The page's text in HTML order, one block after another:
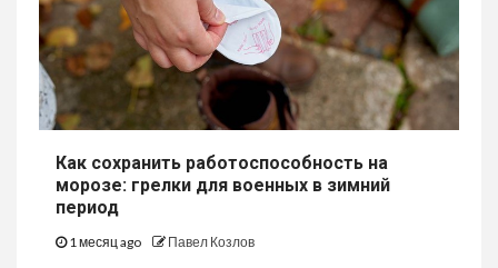
Как сохранить работоспособность на
морозе: грелки для военных в зимний
период
1 месяц ago Павел Козлов